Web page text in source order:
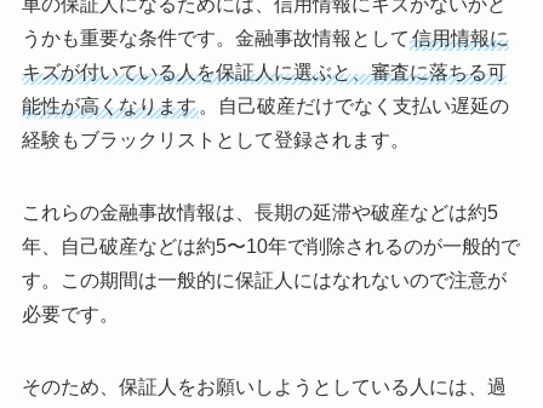
うかも重要な条件です。金融事故情報として 信用情報に
キズが付いている人を保証人に選ぶと、審査に落ちる可
能性が高くなります。自己破産だけでなく支払い遅延の
経験もブラックリストとして登録されます。
これらの金融事故情報は、長期の延滞や破産などは約5
年、自己破産などは約5〜10年で削除されるのが一般的で
す。この期間は一般的に保証人にはなれないので注意が
必要です。
そのため、保証人をお願いしようとしている人には、過